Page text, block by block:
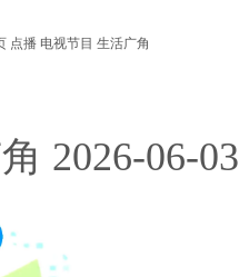
点播 电视节目 生活广角
2026-06-03